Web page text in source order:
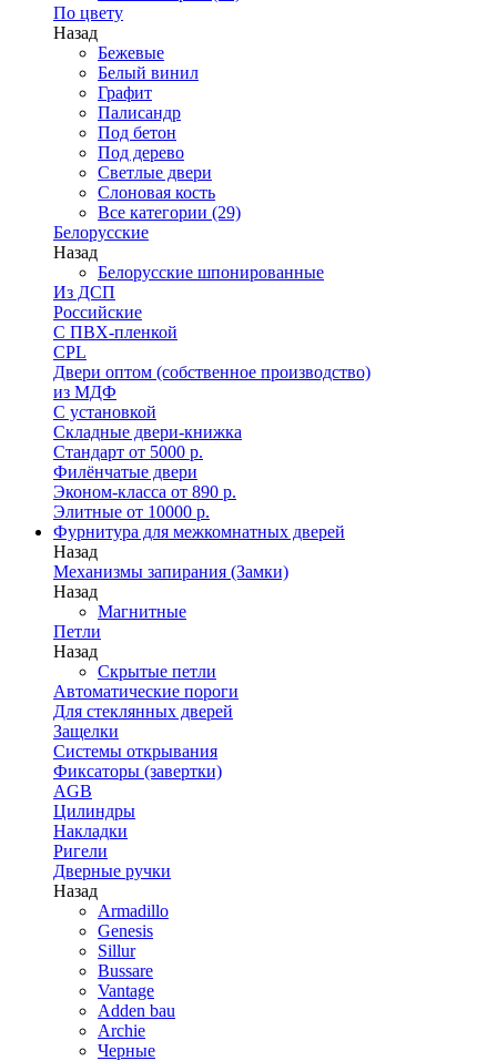
По цвету
Назад
Бежевые
Белый винил
Графит
Палисандр
Под бетон
Под дерево
Светлые двери
Слоновая кость
Все категории (29)
Белорусские
Назад
Белорусские шпонированные
Из ДСП
Российские
C ПВХ-пленкой
CPL
Двери оптом (собственное производство)
из МДФ
С установкой
Складные двери-книжка
Стандарт от 5000 р.
Филёнчатые двери
Эконом-класса от 890 р.
Элитные от 10000 р.
Фурнитура для межкомнатных дверей
Назад
Механизмы запирания (Замки)
Назад
Магнитные
Петли
Назад
Скрытые петли
Автоматические пороги
Для стеклянных дверей
Защелки
Системы открывания
Фиксаторы (завертки)
AGB
Цилиндры
Накладки
Ригели
Дверные ручки
Назад
Armadillo
Genesis
Sillur
Bussare
Vantage
Adden bau
Archie
Черные